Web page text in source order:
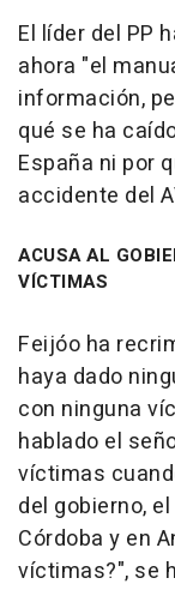
El líder del PP
ahora "el
información,
qué se ha
España ni por
accidente del
ACUSA AL
VÍCTIMAS
Feijóo ha
haya dado
con ninguna
hablado el
víctimas
del gobierno,
Córdoba y en
víctimas?", se